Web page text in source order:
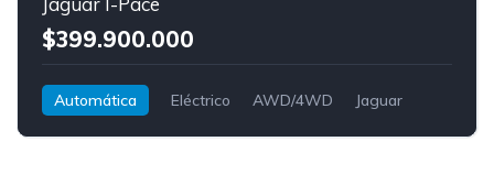
$399.900.000
Automática Eléctrico AWD/4WD
Jaguar